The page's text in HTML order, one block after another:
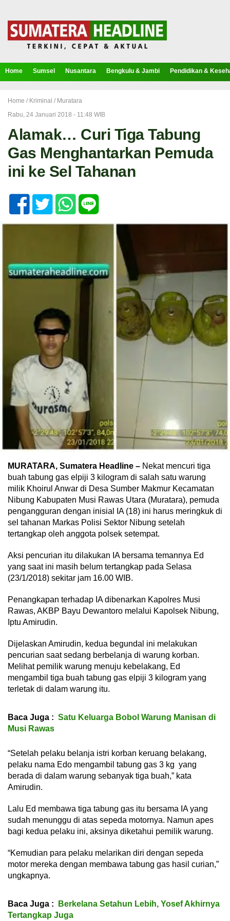
Home Sumsel Nusantara Bengkulu & Jambi Pendidikan &
Home / Kriminal / Muratara
Rabu, 24 Januari 2018 - 11:48 WIB
Alamak… Curi Tiga Tabung
Gas Menghantarkan Pemuda
ini ke Sel Tahanan
MURATARA, Sumatera Headline – Nekat mencuri tiga
buah tabung gas elpiji 3 kilogram di salah satu warung
milik Khoirul Anwar di Desa Sumber Makmur Kecamatan
Nibung Kabupaten Musi Rawas Utara (Muratara), pemuda
pengangguran dengan inisial IA (18) ini harus meringkuk di
sel tahanan Markas Polisi Sektor Nibung setelah
tertangkap oleh anggota polsek setempat.
Aksi pencurian itu dilakukan IA bersama temannya Ed
yang saat ini masih belum tertangkap pada Selasa
(23/1/2018) sekitar jam 16.00 WIB.
Penangkapan terhadap IA dibenarkan Kapolres Musi
Rawas, AKBP Bayu Dewantoro melalui Kapolsek Nibung,
Iptu Amirudin.
Dijelaskan Amirudin, kedua begundal ini melakukan
pencurian saat sedang berbelanja di warung korban.
Melihat pemilik warung menuju kebelakang, Ed
mengambil tiga buah tabung gas elpiji 3 kilogram yang
terletak di dalam warung itu.
Baca Juga : Satu Keluarga Bobol Warung Manisan di
Musi Rawas
“Setelah pelaku belanja istri korban keruang belakang,
pelaku nama Edo mengambil tabung gas 3 kg yang
berada di dalam warung sebanyak tiga buah,” kata
Amirudin.
Lalu Ed membawa tiga tabung gas itu bersama IA yang
sudah menunggu di atas sepeda motornya. Namun apes
bagi kedua pelaku ini, aksinya diketahui pemilik warung.
“Kemudian para pelaku melarikan diri dengan sepeda
motor mereka dengan membawa tabung gas hasil curian,”
ungkapnya.
Baca Juga :
Berkelana Setahun Lebih, Yosef Akhirnya
Tertangkap Juga